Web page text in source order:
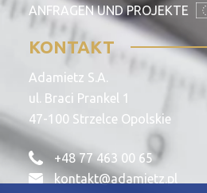
ANFRAGEN UND PROJEKTE
KONTAKT
Adamietz S.A.
ul. Braci Prankel 1
47-100 Strzelce Opolskie
+48 77 463 00 65
kontakt@adamietz.pl